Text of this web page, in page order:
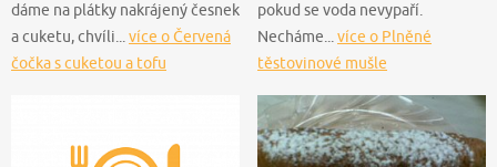
dáme na plátky nakrájený česnek
a cuketu, chvíli...více o Červená
čočka s cuketou a tofu
pokud se voda nevypaří.
Necháme...více o Plněné
těstovinové mušle